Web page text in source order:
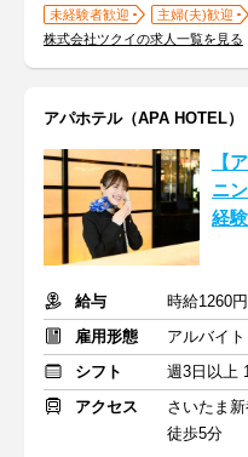
未経験者歓迎
主婦(夫)歓迎
株式会社ツクイの求人一覧を見る
アパホテル（APA HOTEL）
【
ニ
経
給与
雇用形態
アルバイ
シフト
週3日以上
アクセス
さいたま
徒歩5分